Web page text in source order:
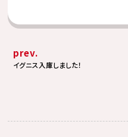
prev.
イグニス入庫しました！